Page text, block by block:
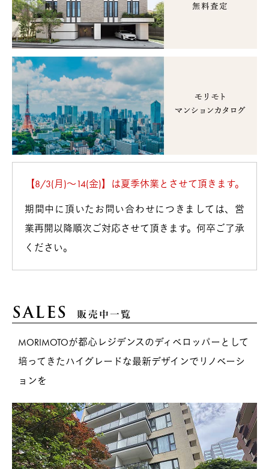
【8/3(月)～14(金)】は夏季休業とさせて頂きます。
期間中に頂いたお問い合わせにつきましては、営
業再開以降順次ご対応させて頂きます。何卒ご了承
ください。
SALES 販売中一覧
MORIMOTOが都心レジデンスのディベロッパーとして
培ってきたハイグレードな最新デザインでリノベーシ
ョンを